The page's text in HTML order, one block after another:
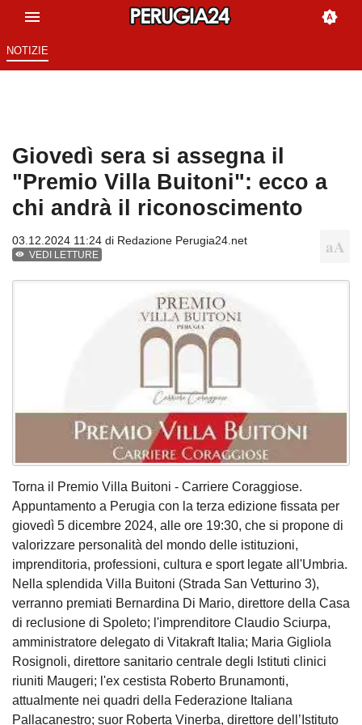
NOTIZIE
Giovedì sera si assegna il
"Premio Villa Buitoni": ecco a
chi andrà il riconoscimento
03.12.2024 11:24 di Redazione Perugia24.net
VEDI LETTURE
Torna il Premio Villa Buitoni - Carriere Coraggiose.
Appuntamento a Perugia con la terza edizione fissata per
giovedì 5 dicembre 2024, alle ore 19:30, che si propone di
valorizzare personalità del mondo delle istituzioni,
imprenditoria, professioni, cultura e sport legate all'Umbria.
Nella splendida Villa Buitoni (Strada San Vetturino 3),
verranno premiati Bernardina Di Mario, direttore della Casa
di reclusione di Spoleto; l'imprenditore Claudio Sciurpa,
amministratore delegato di Vitakraft Italia; Maria Gigliola
Rosignoli, direttore sanitario centrale degli Istituti clinici
riuniti Maugeri; l'ex cestista Roberto Brunamonti,
attualmente nei quadri della Federazione Italiana
Pallacanestro; suor Roberta Vinerba, direttore dell’Istituto